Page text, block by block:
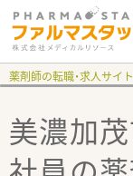
薬剤師の転職・求人サイ
美濃加茂